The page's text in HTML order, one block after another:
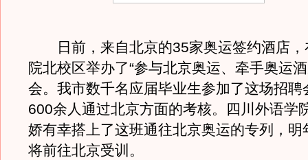
日前，来自北京的35家奥运签约酒店，
院北校区举办了“参与北京奥运、牵手奥运
会。我市数千名应届毕业生参加了这场招聘
600余人通过北京方面的考核。四川外语学
娇有幸搭上了这班通往北京奥运的专列，明
将前往北京受训。